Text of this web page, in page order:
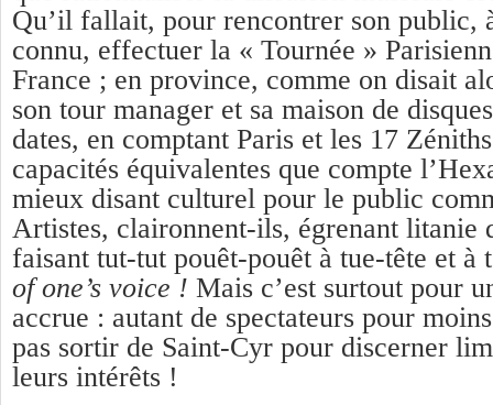
Qu’il fallait, pour rencontrer son public,
connu, effectuer la « Tournée »
France ; en province, comme on disait
son tour manager et sa maison de
dates, en comptant Paris et les 17
capacités équivalentes que compte
mieux disant culturel pour le public
Artistes, claironnent-ils, égrenant litanie
faisant tut-tut pouêt-pouêt à tue-tête et
of one’s voice ! Mais c’est surtout pour
accrue : autant de spectateurs pour
pas sortir de Saint-Cyr pour discerner
leurs intérêts !